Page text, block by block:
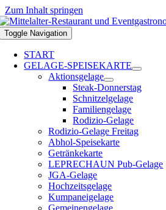
Zum Inhalt springen
Toggle Navigation
START
GELAGE-SPEISEKARTE
Aktionsgelage
Steak-Donnerstag
Schnitzelgelage
Familiengelage
Rodizio-Gelage
Rodizio-Gelage Freitag
Abhol-Speisekarte
Getränkekarte
LEPRECHAUN Pub-Gelage
JGA-Gelage
Hochzeitsgelage
Kumpaneigelage
Gemeinengelage